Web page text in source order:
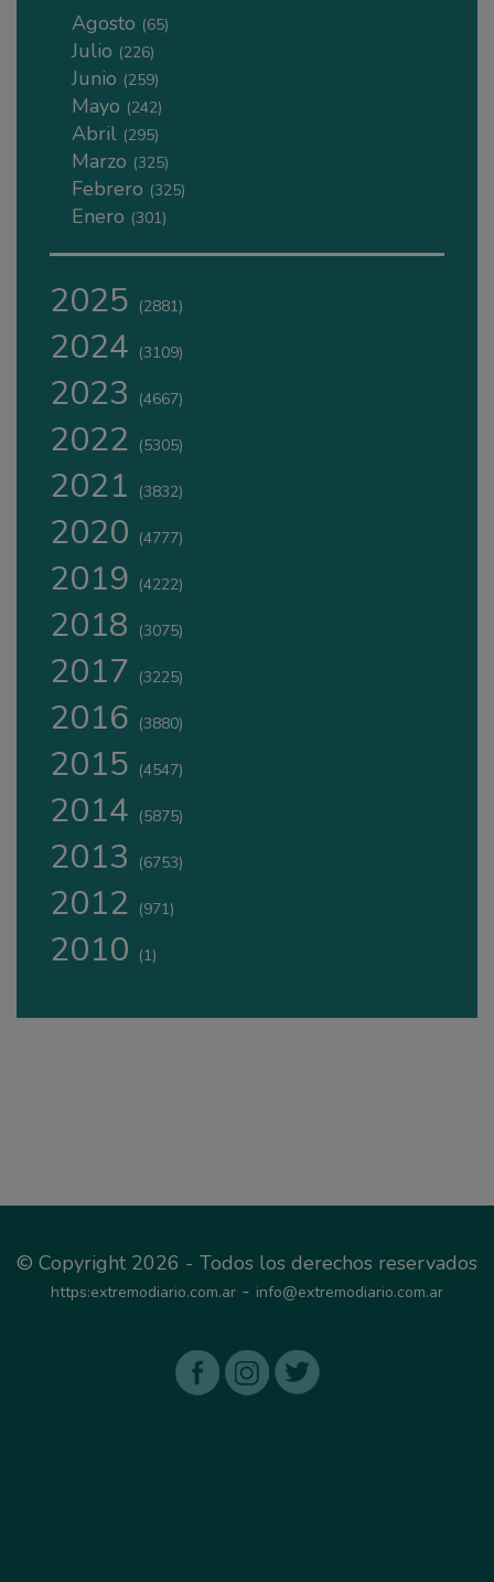
Agosto (65)
Julio (226)
Junio (259)
Mayo (242)
Abril (295)
Marzo (325)
Febrero (325)
Enero (301)
2025 (2881)
2024 (3109)
2023 (4667)
2022 (5305)
2021 (3832)
2020 (4777)
2019 (4222)
2018 (3075)
2017 (3225)
2016 (3880)
2015 (4547)
2014 (5875)
2013 (6753)
2012 (971)
2010 (1)
© Copyright 2026 - Todos los derechos reservados
https:extremodiario.com.ar - info@extremodiario.com.ar